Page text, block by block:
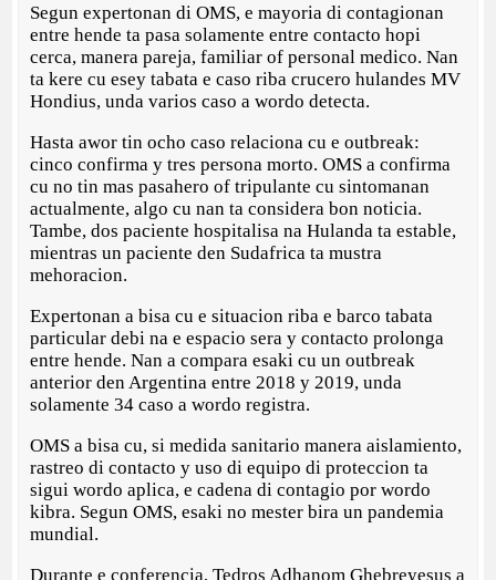
Segun expertonan di OMS, e mayoria di contagionan
entre hende ta pasa solamente entre contacto hopi
cerca, manera pareja, familiar of personal medico. Nan
ta kere cu esey tabata e caso riba crucero hulandes MV
Hondius, unda varios caso a wordo detecta.
Hasta awor tin ocho caso relaciona cu e outbreak:
cinco confirma y tres persona morto. OMS a confirma
cu no tin mas pasahero of tripulante cu sintomanan
actualmente, algo cu nan ta considera bon noticia.
Tambe, dos paciente hospitalisa na Hulanda ta estable,
mientras un paciente den Sudafrica ta mustra
mehoracion.
Expertonan a bisa cu e situacion riba e barco tabata
particular debi na e espacio sera y contacto prolonga
entre hende. Nan a compara esaki cu un outbreak
anterior den Argentina entre 2018 y 2019, unda
solamente 34 caso a wordo registra.
OMS a bisa cu, si medida sanitario manera aislamiento,
rastreo di contacto y uso di equipo di proteccion ta
sigui wordo aplica, e cadena di contagio por wordo
kibra. Segun OMS, esaki no mester bira un pandemia
mundial.
Durante e conferencia, Tedros Adhanom Ghebreyesus a